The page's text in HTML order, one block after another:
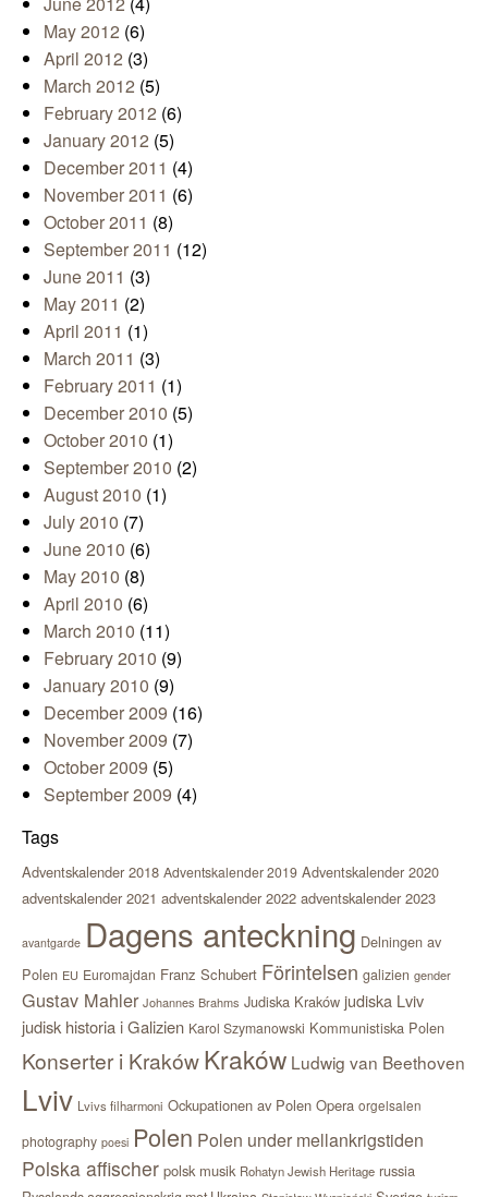
May 2012 (6)
April 2012 (3)
March 2012 (5)
February 2012 (6)
January 2012 (5)
December 2011 (4)
November 2011 (6)
October 2011 (8)
September 2011 (12)
June 2011 (3)
May 2011 (2)
April 2011 (1)
March 2011 (3)
February 2011 (1)
December 2010 (5)
October 2010 (1)
September 2010 (2)
August 2010 (1)
July 2010 (7)
June 2010 (6)
May 2010 (8)
April 2010 (6)
March 2010 (11)
February 2010 (9)
January 2010 (9)
December 2009 (16)
November 2009 (7)
October 2009 (5)
September 2009 (4)
Tags
Adventskalender 2018 Adventskalender 2019 Adventskalender 2020
adventskalender 2021 adventskalender 2022 adventskalender 2023
avantgarde Dagens anteckning Delningen av
Polen EU Euromajdan Franz Schubert Förintelsen galizien gender
Gustav Mahler Johannes Brahms Judiska Kraków judiska Lviv
judisk historia i Galizien Karol Szymanowski Kommunistiska Polen
Konserter i KrakówKraków Ludwig van Beethoven
Lviv Lvivs filharmoni Ockupationen av Polen Opera orgelsalen
photography poesi Polen Polen under mellankrigstiden
Polska affischer polsk musik Rohatyn Jewish Heritage russia